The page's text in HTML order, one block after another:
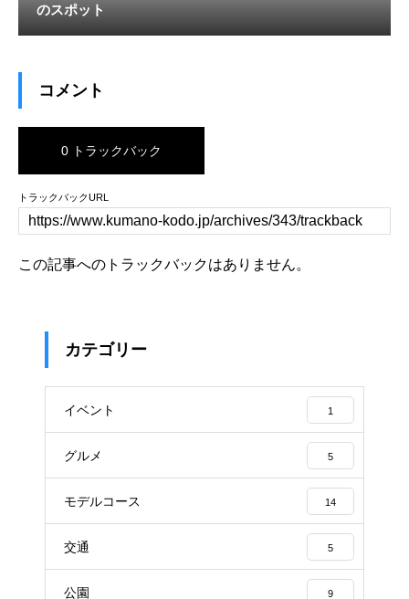
のスポット
コメント
0 トラックバック
トラックバックURL
この記事へのトラックバックはありません。
カテゴリー
イベント 1
グルメ 5
モデルコース 14
交通 5
公園 9